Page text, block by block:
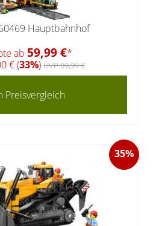
Hauptbahnhof
ab 59,99 €*
€ (33%) UVP 89,99 €
Preisvergleich
35%